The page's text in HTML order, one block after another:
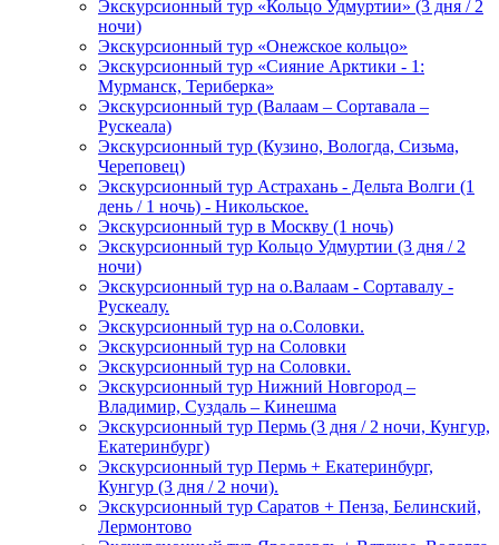
Экскурсионный тур «Кольцо Удмуртии» (3 дня / 2
ночи)
Экскурсионный тур «Онежское кольцо»
Экскурсионный тур «Сияние Арктики - 1:
Мурманск, Териберка»
Экскурсионный тур (Валаам – Сортавала –
Рускеала)
Экскурсионный тур (Кузино, Вологда, Сизьма,
Череповец)
Экскурсионный тур Астрахань - Дельта Волги (1
день / 1 ночь) - Никольское.
Экскурсионный тур в Москву (1 ночь)
Экскурсионный тур Кольцо Удмуртии (3 дня / 2
ночи)
Экскурсионный тур на о.Валаам - Сортавалу -
Рускеалу.
Экскурсионный тур на о.Соловки.
Экскурсионный тур на Соловки
Экскурсионный тур на Соловки.
Экскурсионный тур Нижний Новгород –
Владимир, Суздаль – Кинешма
Экскурсионный тур Пермь (3 дня / 2 ночи, Кунгур,
Екатеринбург)
Экскурсионный тур Пермь + Екатеринбург,
Кунгур (3 дня / 2 ночи).
Экскурсионный тур Саратов + Пенза, Белинский,
Лермонтово